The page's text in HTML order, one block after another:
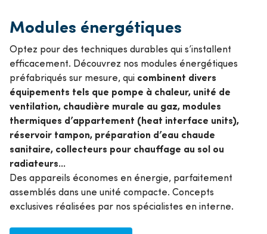
Modules énergétiques
Optez pour des techniques durables qui s’installent
efficacement. Découvrez nos modules énergétiques
préfabriqués sur mesure, qui combinent divers
équipements tels que pompe à chaleur, unité de
ventilation, chaudière murale au gaz, modules
thermiques d’appartement (heat interface units),
réservoir tampon, préparation d’eau chaude
sanitaire, collecteurs pour chauffage au sol ou
radiateurs...
Des appareils économes en énergie, parfaitement
assemblés dans une unité compacte. Concepts
exclusives réalisées par nos spécialistes en interne.